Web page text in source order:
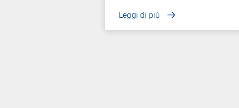
Leggi di più